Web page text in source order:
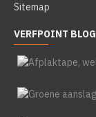
Sitemap
VERFPOINT BLOG